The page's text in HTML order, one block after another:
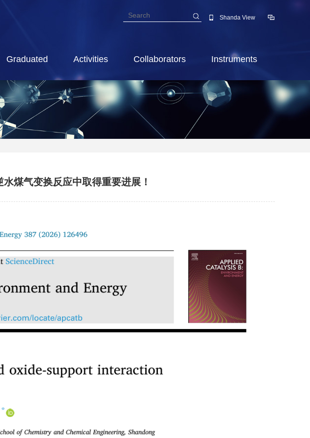
Shanda View
Graduated Activities Collaborators Instruments
煤气变换反应中取得重要进展！